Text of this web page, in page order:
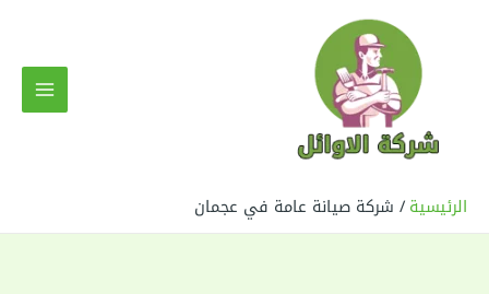
الرئيسية شركة صيانة عامة في عجمان